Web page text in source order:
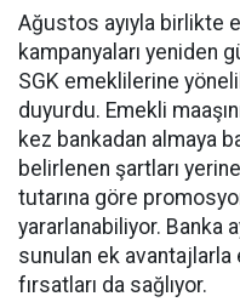
Ağustos ayıyla birlikte
kampanyaları yeniden
SGK emeklilerine
duyurdu. Emekli
kez bankadan almaya
belirlenen şartları
tutarına göre
yararlanabiliyor. Banka
sunulan ek
fırsatları da sağlıyor.